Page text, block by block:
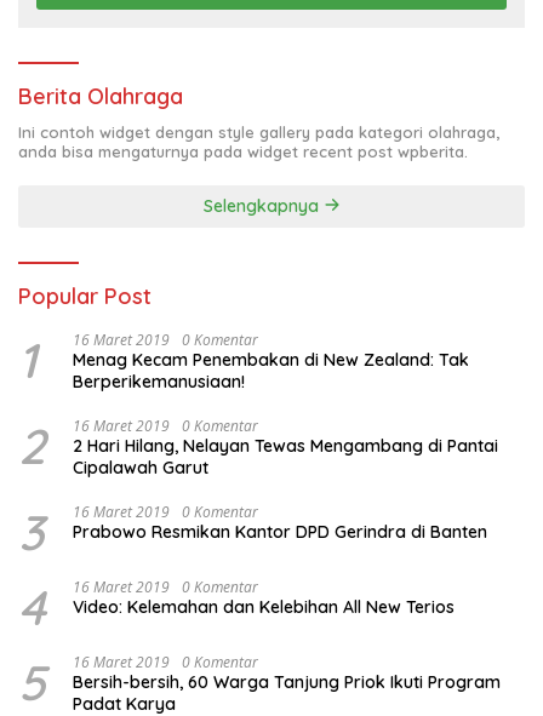
Berita Olahraga
Ini contoh widget dengan style gallery pada kategori olahraga,
anda bisa mengaturnya pada widget recent post wpberita.
Selengkapnya
Popular Post
1 16 Maret 2019 0 Komentar
Menag Kecam Penembakan di New Zealand: Tak
Berperikemanusiaan!
2 16 Maret 2019 0 Komentar
2 Hari Hilang, Nelayan Tewas Mengambang di Pantai
Cipalawah Garut
3 16 Maret 2019 0 Komentar
Prabowo Resmikan Kantor DPD Gerindra di Banten
4 16 Maret 2019 0 Komentar
Video: Kelemahan dan Kelebihan All New Terios
5 16 Maret 2019 0 Komentar
Bersih-bersih, 60 Warga Tanjung Priok Ikuti Program
Padat Karya